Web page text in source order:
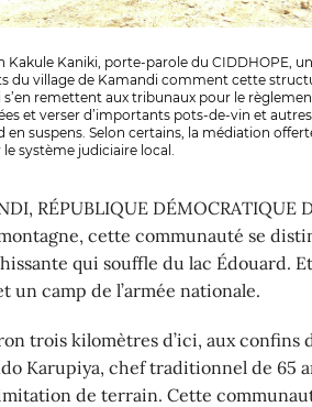
Kakule Kaniki, porte-parole du CIDDHOPE,
du village de Kamandi comment cette
s’en remettent aux tribunaux pour le
et verser d’importants pots-de-vin et
en suspens. Selon certains, la médiation
système judiciaire local.
RÉPUBLIQUE
cette communauté se
qui souffle du lac Édouard.
un camp de l’armée nationale.
trois kilomètres d’ici, aux confins
Karupiya, chef traditionnel de 65
de terrain. Cette